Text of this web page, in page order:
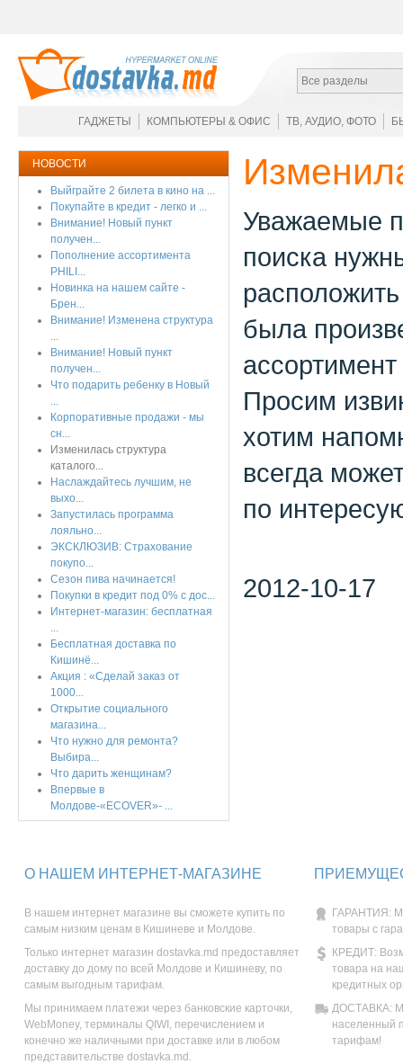
Все разделы
ГАДЖЕТЫ КОМПЬЮТЕРЫ & ОФИС ТВ, АУДИО, ФОТО
НОВОСТИ
Выйграйте 2 билета в кино на ...
Покупайте в кредит - легко и ...
Внимание! Новый пункт
получен...
Пополнение ассортимента
PHILI...
Новинка на нашем сайте -
Брен...
Внимание! Изменена структура
...
Внимание! Новый пункт
получен...
Что подарить ребенку в Новый
...
Корпоративные продажи - мы
сн...
Изменилась структура
каталого...
Наслаждайтесь лучшим, не
выхо...
Запустилась программа
лояльно...
ЭКСКЛЮЗИВ: Страхование
покупо...
Сезон пива начинается!
Покупки в кредит под 0% с дос...
Интернет-магазин: бесплатная
...
Бесплатная доставка по
Кишинё...
Акция : «Сделай заказ от
1000...
Открытие социального
магазина...
Что нужно для ремонта?
Выбира...
Что дарить женщинам?
Впервые в
Молдове-«ECOVER»- ...
Уважаемые
поиска
была
Просим
хотим
всегда
по
2012-10-17
О НАШЕМ ИНТЕРНЕТ-МАГАЗИНЕ
В нашем интернет магазине вы сможете купить по
самым низким ценам в Кишиневе и Молдове.
Только интернет магазин dostavka.md предоставляет
доставку до дому по всей Молдове и Кишиневу, по
самым выгодным тарифам.
Мы принимаем платежи через банковские карточки,
WebMoney, терминалы QIWI, перечислением и
конечно же наличными при доставке или в любом
представительстве dostavka.md.
ГАРАНТИЯ:
товары с
КРЕДИТ:
товара на
кредитных
ДОСТАВКА:
населенный
тарифам!